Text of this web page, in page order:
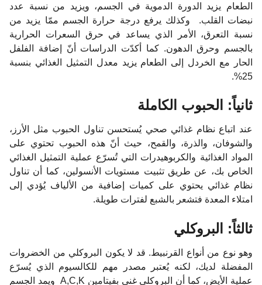
الطعام يزيد الدورة الدموية في الجسم، ويزيد من نسبة عدد
نبضات القلب. وكذلك يرفع درجة حرارة الجسم ممّا يزيد من
نسبة التعرق، الأمر الذي يساعد في حرق السعرات الحرارية
بالجسم وحرق الدهون. كما أكدّت الدراسات أنّ إضافة الفلفل
الحار مع الخردل إلى الطعام يزيد معدل التمثيل الغذائي بنسبة
25%.
ثانياً: الحبوب الكاملة
عند اتباع نظام غذائي صحي يُستحسن تناول الحبوب مثل الأرز،
والشوفان، والذرة، والقمح، حيث أنّ هذه الحبوب تحتوي على
المواد الغذائية والكربوهيدرات التي تُسرّع عملية التمثيل الغذائي
الخاص بك، عن طريق تثبيت مستويات الأنسولين، كما أن تناول
نظام غذائي يحتوي على كميات إضافية من الألياف يُؤدي إلى
امتلاء المعدة فتشعر بالشبع لفترات طويلة.
ثالثاً: البروكلي
وهو نوع من أنواع القرنبيط. قد لا يكون البروكلي من الخضروات
المفضلة لديك، لكنه يُعتبر مصدر مهم للكالسيوم الذي يُسرّع
عملية الأيض، كما أن البروكلي غني بفيتامين A,C,K ويمد الجسم